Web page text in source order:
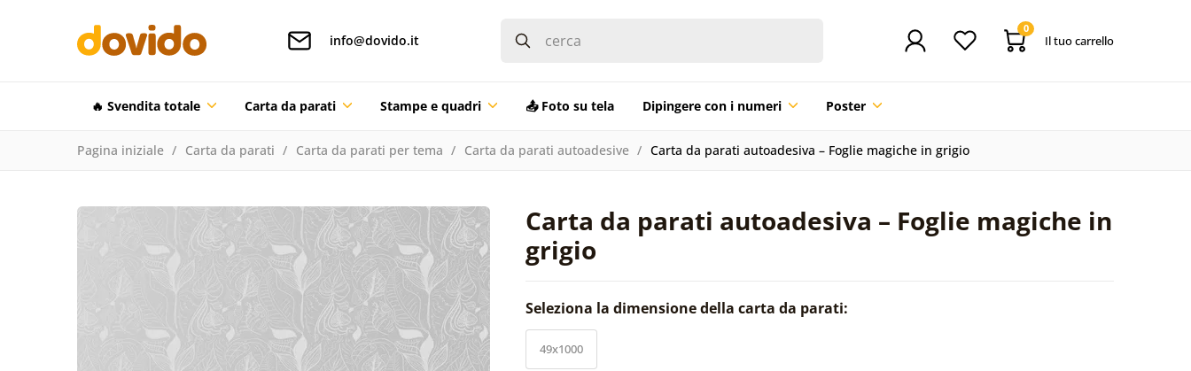
info@dovido.it
0
Il tuo carrello
🔥 Svendita totale Carta da parati Stampe e quadri 📤 Foto su tela Dipingere con i numeri Poster
Pagina iniziale Carta da parati Carta da parati per tema Carta da parati autoadesive Carta da parati autoadesiva – Foglie magiche in grigio
Carta da parati autoadesiva – Foglie magiche in
grigio
Seleziona la dimensione della carta da parati:
49x1000